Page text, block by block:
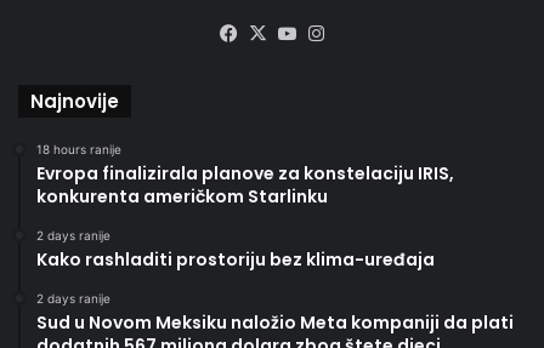
Facebook
X YouTube
Najnovije
18 hours ranije
Evropa finalizirala planove za konstelaciju IRIS,
konkurenta američkom Starlinku
2 days ranije
Kako rashladiti prostoriju bez klima-uređaja
2 days ranije
Sud u Novom Meksiku naložio Meta kompaniji da plati